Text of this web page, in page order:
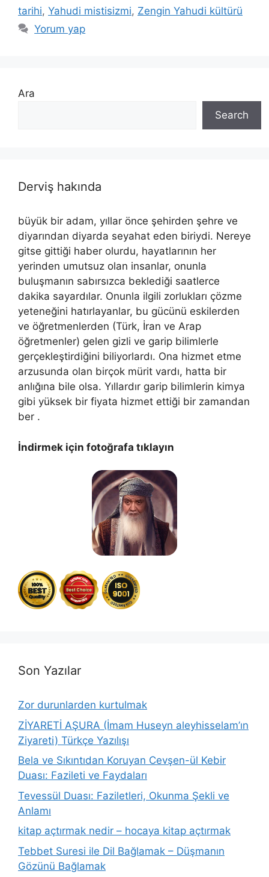
tarihi, Yahudi mistisizmi, Zengin Yahudi kültürü
Yorum yap
Ara
Search
Derviş hakında
büyük bir adam, yıllar önce şehirden şehre ve
diyarından diyarda seyahat eden biriydi. Nereye
gitse gittiği haber olurdu, hayatlarının her
yerinden umutsuz olan insanlar, onunla
buluşmanın sabırsızca beklediği saatlerce
dakika sayardılar. Onunla ilgili zorlukları çözme
yeteneğini hatırlayanlar, bu gücünü eskilerden
ve öğretmenlerden (Türk, İran ve Arap
öğretmenler) gelen gizli ve garip bilimlerle
gerçekleştirdiğini biliyorlardı. Ona hizmet etme
arzusunda olan birçok mürit vardı, hatta bir
anlığına bile olsa. Yıllardır garip bilimlerin kimya
gibi yüksek bir fiyata hizmet ettiği bir zamandan
ber .
İndirmek için fotoğrafa tıklayın
Son Yazılar
Zor durunlarden kurtulmak
ZİYARETİ AŞURA (İmam Huseyn aleyhisselam’ın
Ziyareti) Türkçe Yazılışı
Bela ve Sıkıntıdan Koruyan Cevşen-ül Kebir
Duası: Fazileti ve Faydaları
Tevessül Duası: Faziletleri, Okunma Şekli ve
Anlamı
kitap açtırmak nedir – hocaya kitap açtırmak
Tebbet Suresi ile Dil Bağlamak – Düşmanın
Gözünü Bağlamak